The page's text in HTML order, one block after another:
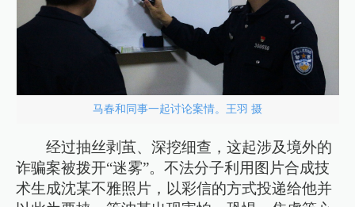
马春和同事一起讨论案情。王羽 摄
经过抽丝剥茧、深挖细查，这起涉及境外的
诈骗案被拨开“迷雾”。不法分子利用图片合成技
术生成沈某不雅照片，以彩信的方式投递给他并